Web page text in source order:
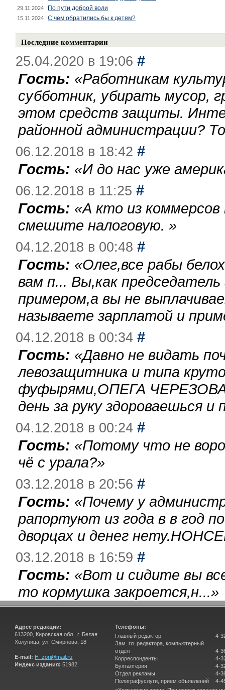
29.11.2024 По пути доброй воли
15.11.2024 С чем обратились бы к детям?
Последние комментарии
25.04.2020 в 19:06 #
Гость: «Работникам
субботник, убирать мусор,
этом средств защиты.
районной администрации?
06.12.2018 в 18:42 #
Гость: «И до нас уже
06.12.2018 в 11:25 #
Гость: «А кто из
смешите налоговую. »
04.12.2018 в 00:48 #
Гость: «Олег,все рабы
вам п... Вы,как
примером,а вы не
называете зарплатой и
04.12.2018 в 00:34 #
Гость: «Давно не видать
левозащитника и типа
фуфырями,ОПЕГА
день за руку здороваешься
04.12.2018 в 00:24 #
Гость: «Потому что не
чё с урала?»
03.12.2018 в 20:56 #
Гость: «Почему у
рапортуют из года в в год
дворцах и денег
03.12.2018 в 16:59 #
Гость: «Вот и сидите вы
то кормушка закроется,н...»
Адрес редакции:
613200, Кировская обл., г. Белая
Холуница, ул. Смирнова, 18
E-mail: H_zori@mail.ru
Индекс издания: 51982
Телефоны:
Главный редактор
Зам. гл. редактора, компьютерный
отдел
Корреспонденты
Бухгалтерия
Отдел рекламы
Полиграфуслуги, прием объявлений
4-
4-
4-
4-
4-
4-